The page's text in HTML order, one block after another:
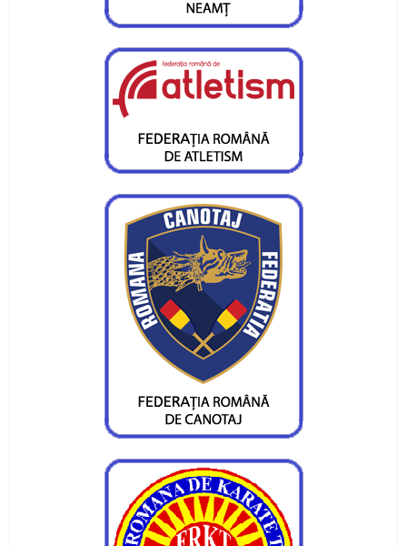
Federatiei de Canotaj
Sportivii CS Ceahlaul si LPS Piatra Neamt,
premiati la Targu-Mures
CS Ceahlaul are cinci luptatori pietreni calificati
pentru finala CN si Cupa Romaniei
Ceahlaul - LPS Piatra Neamt
Noi medalii pentru atletii CS Ceahlaul in
concursurile nationale
CS Ceahlaul are opt sperante pentru turneul
Cupa Romaniei
Alte sperante la medalii, dar cu juniori
Valentin Gavril candideaza la postul de
Silviu Munteanu vizeaza o medalie
Ionica Stoica - doua medalii pentru CS Ceahlaul